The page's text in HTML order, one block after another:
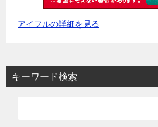
アイフルの詳細を見る
キーワード検索